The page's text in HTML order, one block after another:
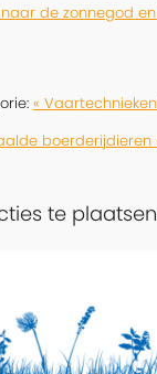
de zonnegod
«
boerderijdieren
te plaatsen